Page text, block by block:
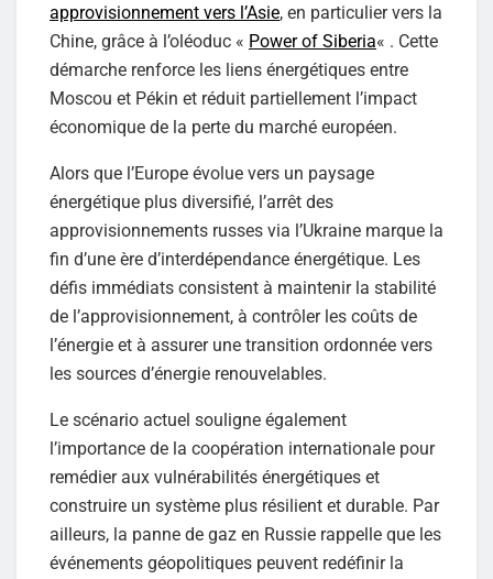
approvisionnement vers l’Asie, en particulier vers la
Chine, grâce à l’oléoduc « Power of Siberia« . Cette
démarche renforce les liens énergétiques entre
Moscou et Pékin et réduit partiellement l’impact
économique de la perte du marché européen.
Alors que l’Europe évolue vers un paysage
énergétique plus diversifié, l’arrêt des
approvisionnements russes via l’Ukraine marque la
fin d’une ère d’interdépendance énergétique. Les
défis immédiats consistent à maintenir la stabilité
de l’approvisionnement, à contrôler les coûts de
l’énergie et à assurer une transition ordonnée vers
les sources d’énergie renouvelables.
Le scénario actuel souligne également
l’importance de la coopération internationale pour
remédier aux vulnérabilités énergétiques et
construire un système plus résilient et durable. Par
ailleurs, la panne de gaz en Russie rappelle que les
événements géopolitiques peuvent redéfinir la